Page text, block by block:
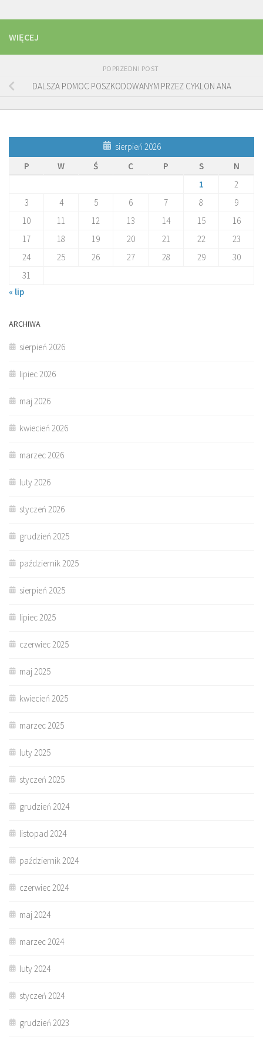
WIĘCEJ
POPRZEDNI POST
DALSZA POMOC POSZKODOWANYM PRZEZ CYKLON ANA
sierpień 2026
P
W Ś C P S
N
1
2
3
4 5 6 7 8
9
10
11 12 13 14 15
16
17
18 19 20 21 22
23
24
25 26 27 28 29
30
31
« lip
ARCHIWA
sierpień 2026
lipiec 2026
maj 2026
kwiecień 2026
marzec 2026
luty 2026
styczeń 2026
grudzień 2025
październik 2025
sierpień 2025
lipiec 2025
czerwiec 2025
maj 2025
kwiecień 2025
marzec 2025
luty 2025
styczeń 2025
grudzień 2024
listopad 2024
październik 2024
czerwiec 2024
maj 2024
marzec 2024
luty 2024
styczeń 2024
grudzień 2023